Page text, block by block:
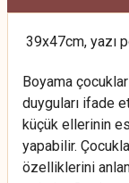
39x47cm, yazı
Boyama
duyguları ifade
küçük ellerinin
yapabilir.
özelliklerini